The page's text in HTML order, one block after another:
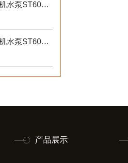
城市抢险用6寸双缸柴油机水泵ST60DS产品介绍
移动式6寸双缸防汛柴油机水泵ST60SD产品介绍
产品展示